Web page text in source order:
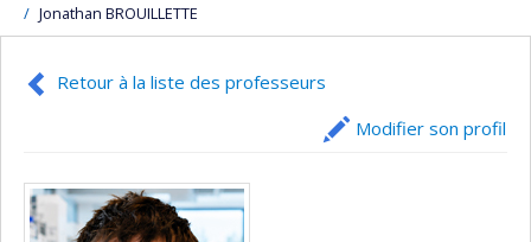
Jonathan BROUILLETTE
Retour à la liste des professeurs
Modifier son profil